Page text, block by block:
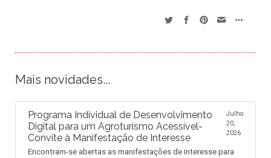
Mais novidades...
Programa Individual de Desenvolvimento
Digital para um Agroturismo Acessível-
Convite à Manifestação de Interesse
Julho
20,
2026
Encontram-se abertas as manifestações de interesse para